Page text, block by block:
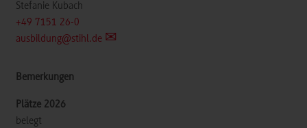
Stefanie Kubach
+49 7151 26-0
ausbildung@stihl.de
belegt